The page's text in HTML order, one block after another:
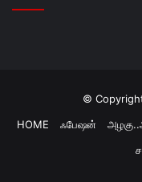
©
HOME
ஃபேஷன்